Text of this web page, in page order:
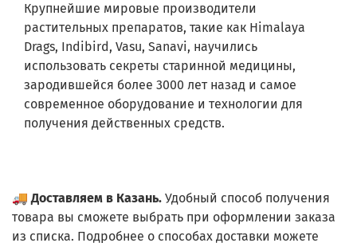
Крупнейшие мировые производители
растительных препаратов, такие как Himalaya
Drags, Indibird, Vasu, Sanavi, научились
использовать секреты старинной медицины,
зародившейся более 3000 лет назад и самое
современное оборудование и технологии для
получения действенных средств.
🚚Доставляем в Казань. Удобный способ получения
товара вы сможете выбрать при оформлении заказа
из списка. Подробнее о способах доставки можете